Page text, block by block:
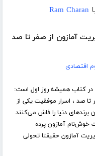
Ram Charan
آمازون از صفر تا صد
اقتصادی
در کتاب همیشه روز اول است:
صد ، اسرار موفقیت یکی از
برندهای دنیا را فاش می‌کنند
خوش‌نام آمازون پرده
آمازون حقیقتا تحولی